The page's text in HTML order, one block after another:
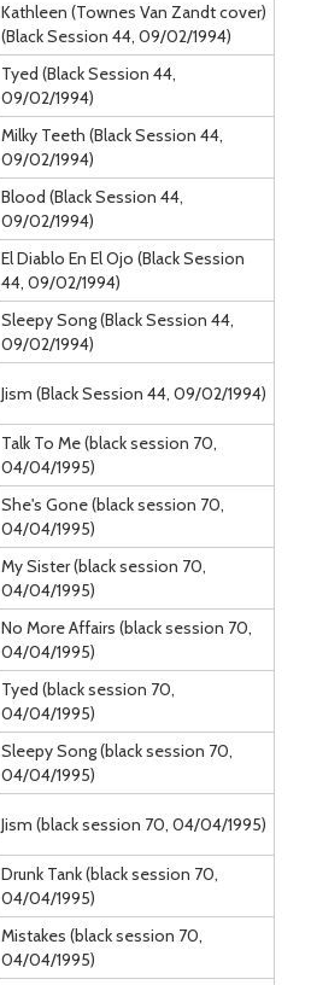
Kathleen (Townes Van Zandt cover)
(Black Session 44, 09/02/1994)
Tyed (Black Session 44,
09/02/1994)
Milky Teeth (Black Session 44,
09/02/1994)
Blood (Black Session 44,
09/02/1994)
El Diablo En El Ojo (Black Session
44, 09/02/1994)
Sleepy Song (Black Session 44,
09/02/1994)
Jism (Black Session 44, 09/02/1994)
Talk To Me (black session 70,
04/04/1995)
She's Gone (black session 70,
04/04/1995)
My Sister (black session 70,
04/04/1995)
No More Affairs (black session 70,
04/04/1995)
Tyed (black session 70,
04/04/1995)
Sleepy Song (black session 70,
04/04/1995)
Jism (black session 70, 04/04/1995)
Drunk Tank (black session 70,
04/04/1995)
Mistakes (black session 70,
04/04/1995)